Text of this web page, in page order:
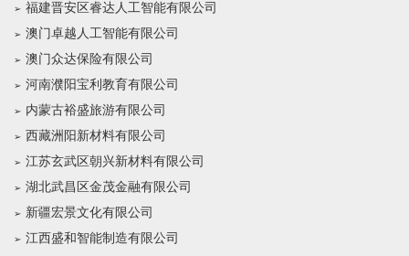
福建晋安区睿达人工智能有限公司
澳门卓越人工智能有限公司
澳门众达保险有限公司
河南濮阳宝利教育有限公司
内蒙古裕盛旅游有限公司
西藏洲阳新材料有限公司
江苏玄武区朝兴新材料有限公司
湖北武昌区金茂金融有限公司
新疆宏景文化有限公司
江西盛和智能制造有限公司